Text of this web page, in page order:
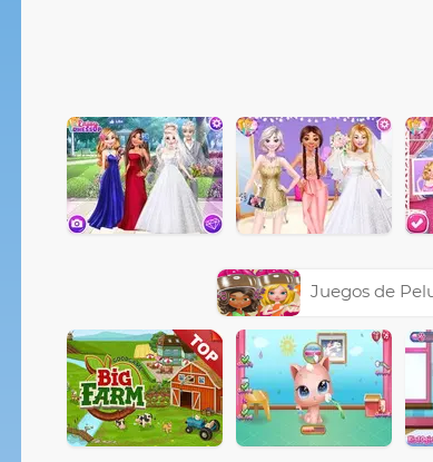
Juegos de